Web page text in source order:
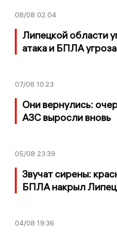
08/08 02:04
Липецкой области
атака и БПЛА угроза
07/08 10:23
Они вернулись:
АЗС выросли вновь
05/08 23:39
Звучат сирены:
БПЛА накрыл
04/08 19:36